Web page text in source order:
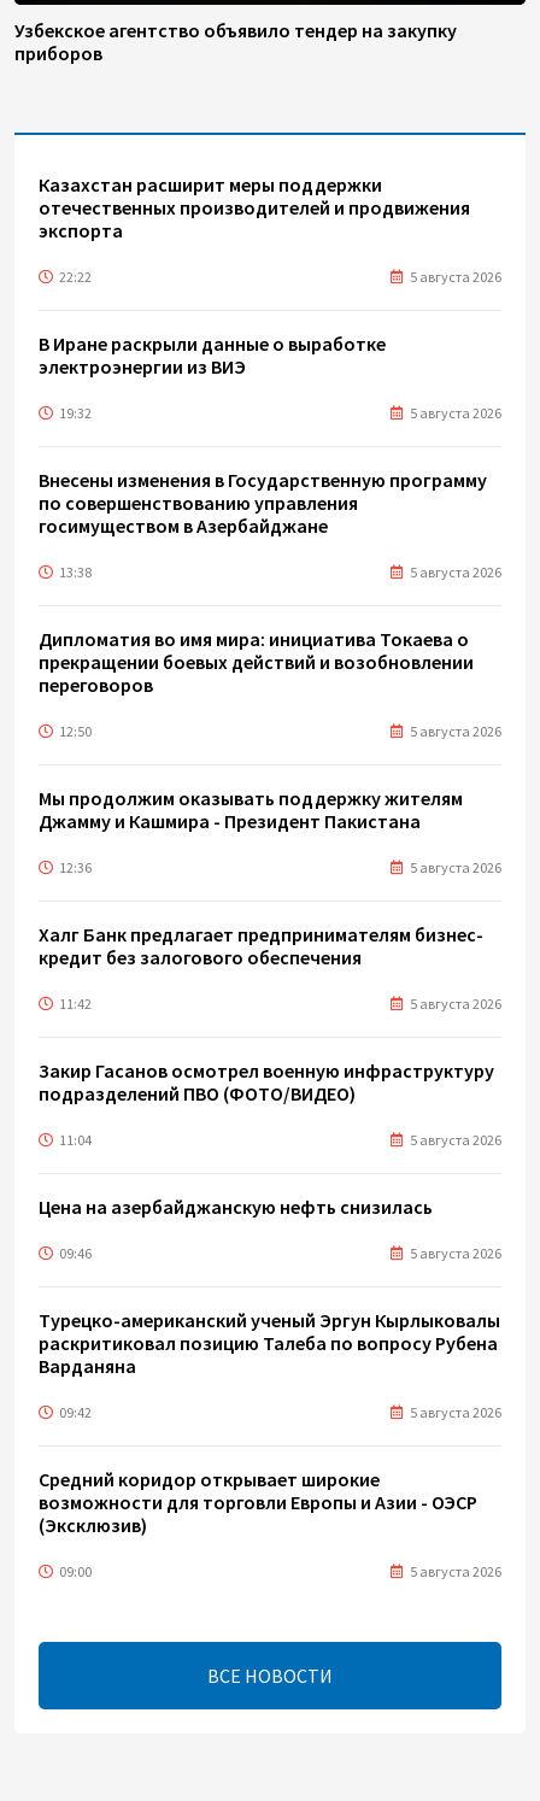
Узбекское агентство объявило тендер на закупку
приборов
Казахстан расширит меры поддержки
отечественных производителей и продвижения
экспорта
22:22 5 августа 2026
В Иране раскрыли данные о выработке
электроэнергии из ВИЭ
19:32 5 августа 2026
Внесены изменения в Государственную программу
по совершенствованию управления
госимуществом в Азербайджане
13:38 5 августа 2026
Дипломатия во имя мира: инициатива Токаева о
прекращении боевых действий и возобновлении
переговоров
12:50 5 августа 2026
Мы продолжим оказывать поддержку жителям
Джамму и Кашмира - Президент Пакистана
12:36 5 августа 2026
Халг Банк предлагает предпринимателям бизнес-
кредит без залогового обеспечения
11:42 5 августа 2026
Закир Гасанов осмотрел военную инфраструктуру
подразделений ПВО (ФОТО/ВИДЕО)
11:04 5 августа 2026
Цена на азербайджанскую нефть cнизилась
09:46 5 августа 2026
Турецко-американский ученый Эргун Кырлыковалы
раскритиковал позицию Талеба по вопросу Рубена
Варданяна
09:42 5 августа 2026
Средний коридор открывает широкие
возможности для торговли Европы и Азии - ОЭСР
(Эксклюзив)
09:00 5 августа 2026
Центральная Азия ускоряет цифровой переход:
08:00 5 августа 2026
ВСЕ НОВОСТИ